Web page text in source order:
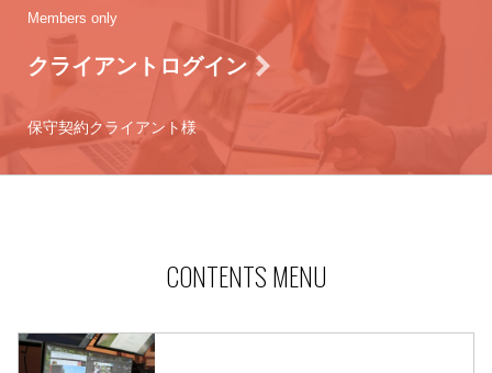
Members only
クライアントログイン
保守契約クライアント様
CONTENTS MENU